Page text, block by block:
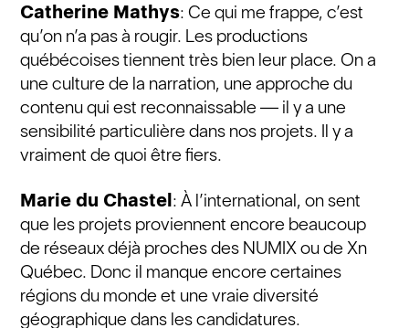
Catherine Mathys: Ce qui me frappe, c’est
qu’on n’a pas à rougir. Les productions
québécoises tiennent très bien leur place. On a
une culture de la narration, une approche du
contenu qui est reconnaissable — il y a une
sensibilité particulière dans nos projets. Il y a
vraiment de quoi être fiers.
Marie du Chastel: À l’international, on sent
que les projets proviennent encore beaucoup
de réseaux déjà proches des NUMIX ou de Xn
Québec. Donc il manque encore certaines
régions du monde et une vraie diversité
géographique dans les candidatures.